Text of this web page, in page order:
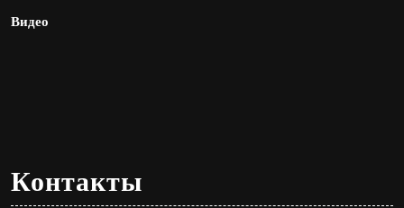
Видео
Контакты